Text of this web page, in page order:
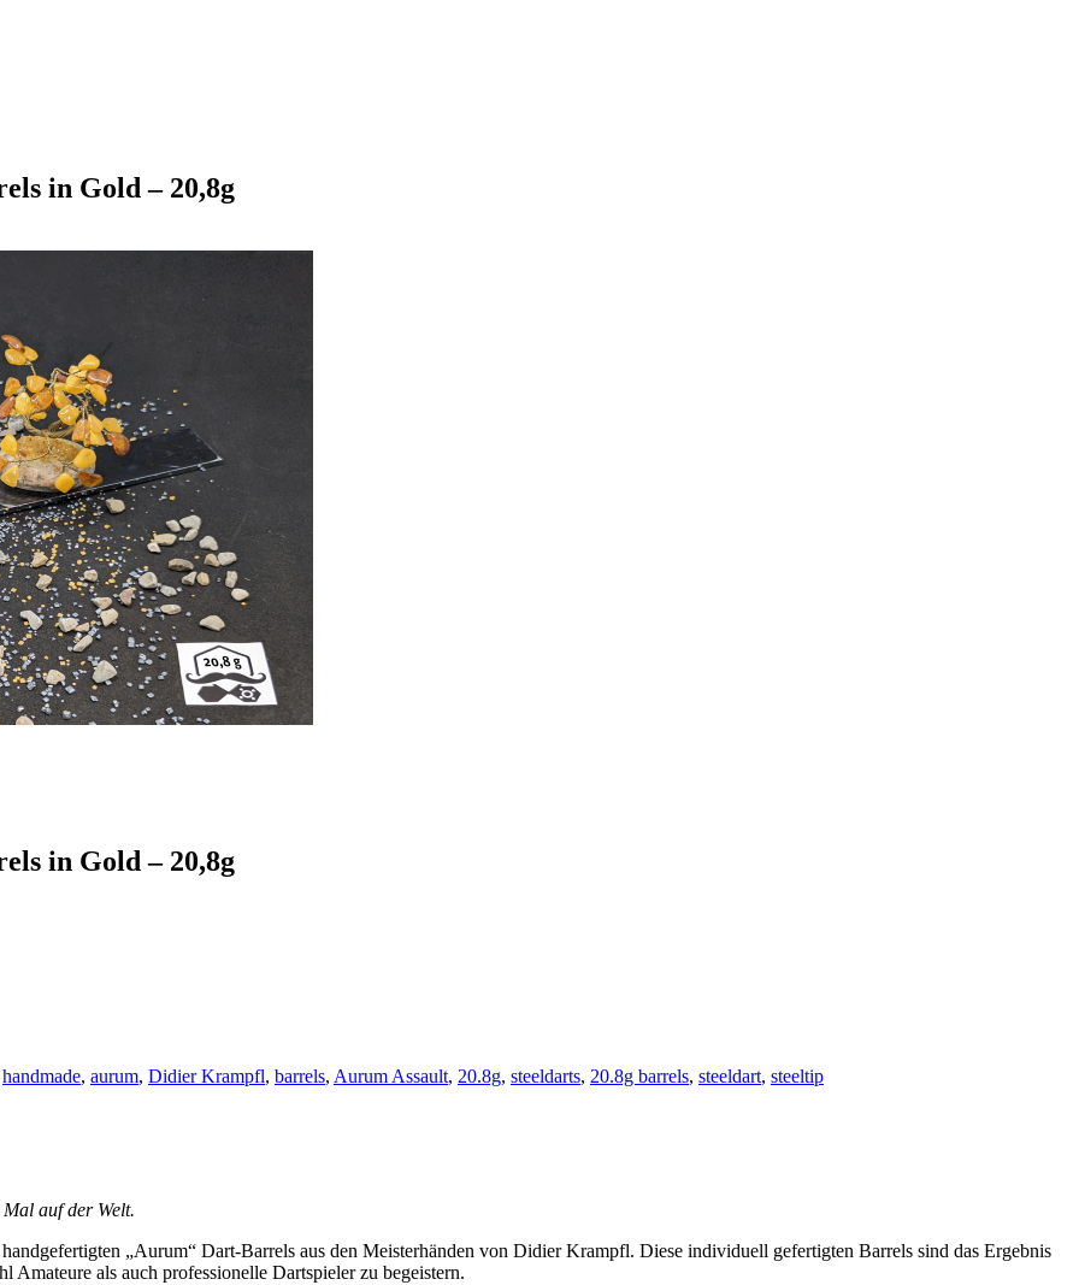
in Gold – 20,8g
in Gold – 20,8g
handmade, aurum, Didier Krampfl, barrels, Aurum Assault, 20.8g, steeldarts, 20.8g barrels, steeldart, steeltip
Mal auf der Welt.
„Aurum“ Dart-Barrels aus den Meisterhänden von Didier Krampfl. Diese individuell gefertigten Barrels sind das Ergebnis
als auch professionelle Dartspieler zu begeistern.